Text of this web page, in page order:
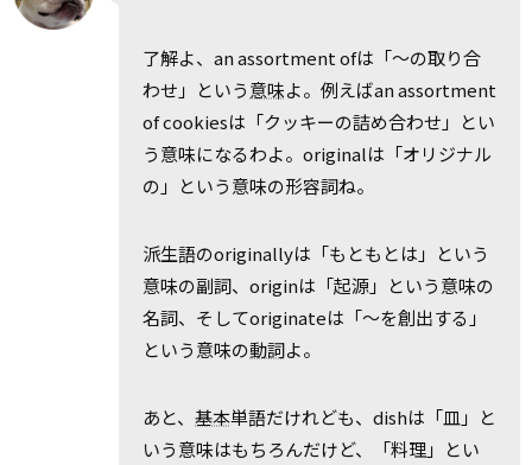
了解よ、an assortment ofは「～の取り合
わせ」という意味よ。例えばan assortment
of cookiesは「クッキーの詰め合わせ」とい
う意味になるわよ。originalは「オリジナル
の」という意味の形容詞ね。
派生語のoriginallyは「もともとは」という
意味の副詞、originは「起源」という意味の
名詞、そしてoriginateは「～を創出する」
という意味の動詞よ。
あと、 基本単語だけれども、dishは「皿」と
いう意味はもちろんだけど、「料理」とい